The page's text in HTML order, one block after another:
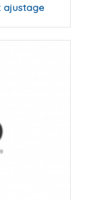
ajustage